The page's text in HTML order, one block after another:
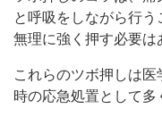
と呼吸をしながら行う
無理に強く押す必要は
これらのツボ押しは
時の応急処置として多